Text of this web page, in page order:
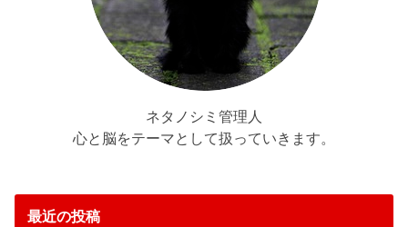
ネタノシミ管理人
心と脳をテーマとして扱っていきます。
最近の投稿